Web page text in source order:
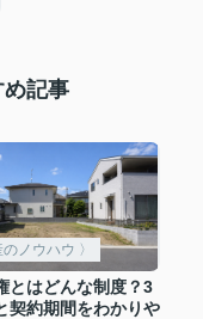
め記事
のノウハウ 〉
とはどんな制度？3
契約期間をわかりや